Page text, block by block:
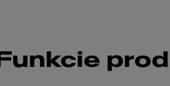
Funkcie